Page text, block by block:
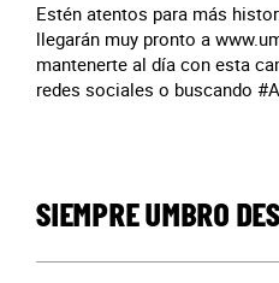
Estén atentos para más
llegarán muy pronto a
mantenerte al día con esta
redes sociales o buscando
SIEMPRE UMBRO